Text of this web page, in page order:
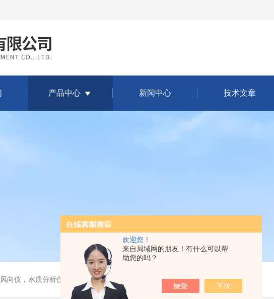
欢迎您！
来自局域网的朋友！有什么可以帮
助您的吗？
产品中心 新闻中心 技术文章
向仪，水质分析仪，气体分析报警器，